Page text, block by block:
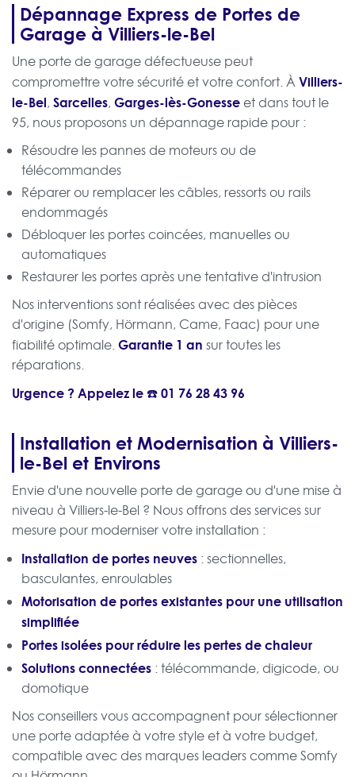
Dépannage Express de Portes de
Garage à Villiers-le-Bel
Une porte de garage défectueuse peut
compromettre votre sécurité et votre confort. ÀVilliers-
le-Bel, Sarcelles, Garges-lès-Gonesse et dans tout le
95, nous proposons un dépannage rapide pour :
Résoudre les pannes de moteurs ou de
télécommandes
Réparer ou remplacer les câbles, ressorts ou rails
endommagés
Débloquer les portes coincées, manuelles ou
automatiques
Restaurer les portes après une tentative d'intrusion
Nos interventions sont réalisées avec des pièces
d'origine (Somfy, Hörmann, Came, Faac) pour une
fiabilité optimale.Garantie 1 an sur toutes les
réparations.
Urgence ? Appelez le ☎️01 76 28 43 96
Installation et Modernisation à Villiers-
le-Bel et Environs
Envie d'une nouvelle porte de garage ou d'une mise à
niveau à Villiers-le-Bel ? Nous offrons des services sur
mesure pour moderniser votre installation :
Installation de portes neuves : sectionnelles,
basculantes, enroulables
Motorisation de portes existantes pour une utilisation
simplifiée
Portes isolées pour réduire les pertes de chaleur
Solutions connectées : télécommande, digicode, ou
domotique
Nos conseillers vous accompagnent pour sélectionner
une porte adaptée à votre style et à votre budget,
compatible avec des marques leaders comme Somfy